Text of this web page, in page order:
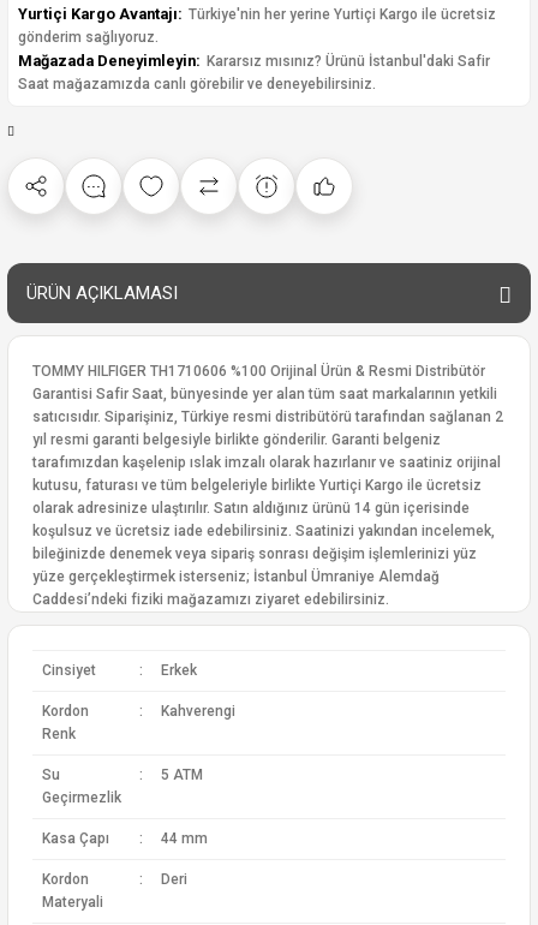
Yurtiçi Kargo Avantajı: Türkiye'nin her yerine Yurtiçi Kargo ile ücretsiz
gönderim sağlıyoruz.
Mağazada Deneyimleyin: Kararsız mısınız? Ürünü İstanbul'daki Safir
Saat mağazamızda canlı görebilir ve deneyebilirsiniz.
ÜRÜN AÇIKLAMASI
TOMMY HILFIGER TH1710606 %100 Orijinal Ürün & Resmi Distribütör
Garantisi Safir Saat, bünyesinde yer alan tüm saat markalarının yetkili
satıcısıdır. Siparişiniz, Türkiye resmi distribütörü tarafından sağlanan 2
yıl resmi garanti belgesiyle birlikte gönderilir. Garanti belgeniz
tarafımızdan kaşelenip ıslak imzalı olarak hazırlanır ve saatiniz orijinal
kutusu, faturası ve tüm belgeleriyle birlikte Yurtiçi Kargo ile ücretsiz
olarak adresinize ulaştırılır. Satın aldığınız ürünü 14 gün içerisinde
koşulsuz ve ücretsiz iade edebilirsiniz. Saatinizi yakından incelemek,
bileğinizde denemek veya sipariş sonrası değişim işlemlerinizi yüz
yüze gerçekleştirmek isterseniz; İstanbul Ümraniye Alemdağ
Caddesi’ndeki fiziki mağazamızı ziyaret edebilirsiniz.
Cinsiyet : Erkek
Kordon
Renk
: Kahverengi
Su
Geçirmezlik
: 5 ATM
Kasa Çapı : 44 mm
Kordon
Materyali
: Deri